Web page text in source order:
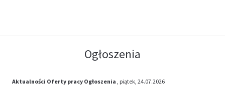
Ogłoszenia
Aktualności Oferty pracy Ogłoszenia , piątek, 24.07.2026